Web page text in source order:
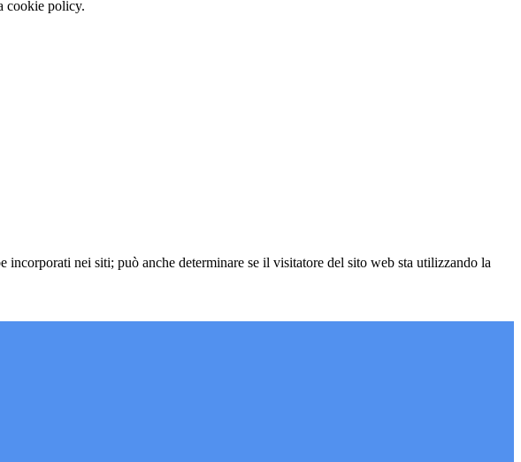
cookie policy.
nei siti; può anche determinare se il visitatore del sito web sta utilizzando la